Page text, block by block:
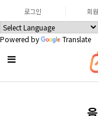
Powered by Translate
로그인 회